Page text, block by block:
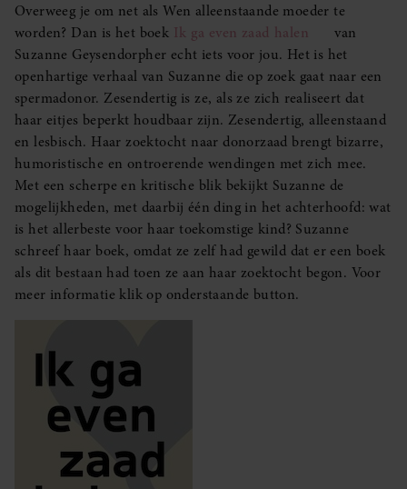
Overweeg je om net als Wen alleenstaande moeder te
worden? Dan is het boek Ik ga even zaad halen
van
Suzanne Geysendorpher echt iets voor jou. Het is het
openhartige verhaal van Suzanne die op zoek gaat naar een
spermadonor. Zesendertig is ze, als ze zich realiseert dat
haar eitjes beperkt houdbaar zijn. Zesendertig, alleenstaand
en lesbisch. Haar zoektocht naar donorzaad brengt bizarre,
humoristische en ontroerende wendingen met zich mee.
Met een scherpe en kritische blik bekijkt Suzanne de
mogelijkheden, met daarbij één ding in het achterhoofd: wat
is het allerbeste voor haar toekomstige kind? Suzanne
schreef haar boek, omdat ze zelf had gewild dat er een boek
als dit bestaan had toen ze aan haar zoektocht begon. Voor
meer informatie klik op onderstaande button.